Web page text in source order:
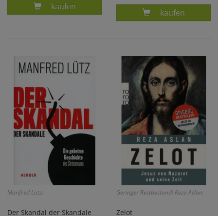
Produkt DER TALMUD - JAKOB FROMER (HG.)
kaufen
Produkt TÜRKEI
kaufen
Manfred Lütz:
Der Skandal der Skandale
Geringer Restbestand! Reza Aslan:
Zelot